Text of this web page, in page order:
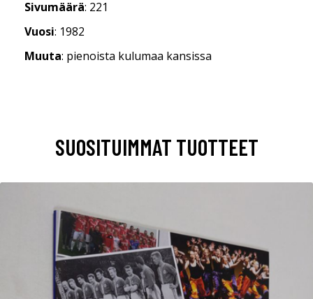
Sivumäärä: 221
Vuosi: 1982
Muuta: pienoista kulumaa kansissa
SUOSITUIMMAT TUOTTEET